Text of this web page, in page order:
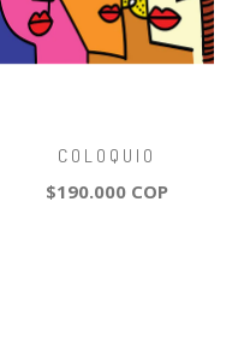
COLOQUIO
$190.000 COP